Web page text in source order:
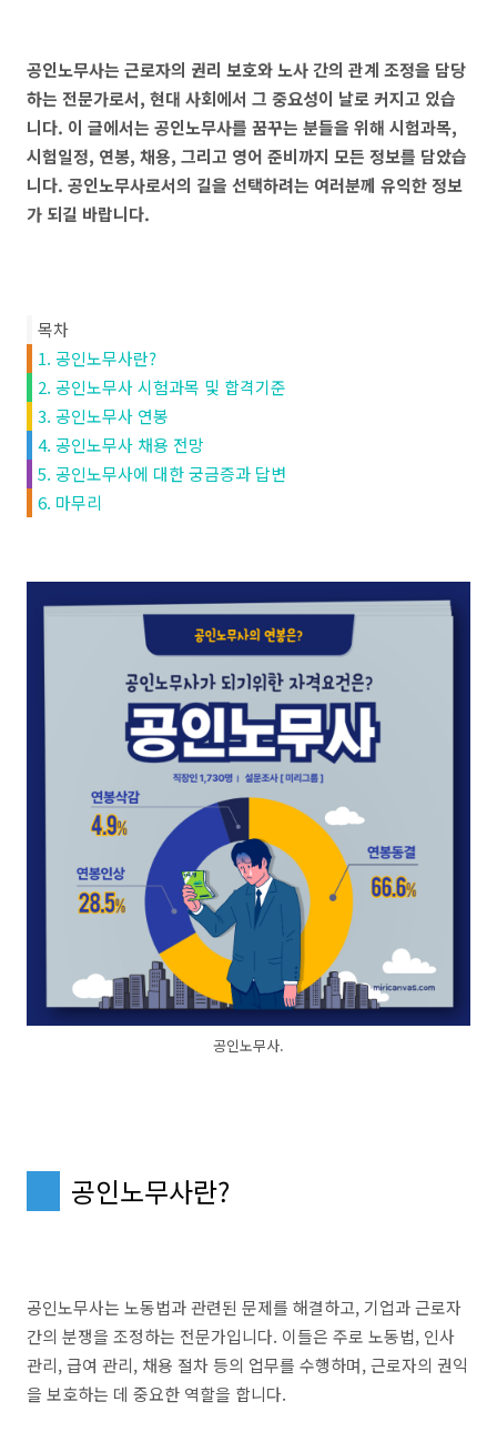
공인노무사는 근로자의 권리 보호와 노사 간의 관계 조정을 담당
하는 전문가로서, 현대 사회에서 그 중요성이 날로 커지고 있습
니다. 이 글에서는 공인노무사를 꿈꾸는 분들을 위해 시험과목,
시험일정, 연봉, 채용, 그리고 영어 준비까지 모든 정보를 담았습
니다. 공인노무사로서의 길을 선택하려는 여러분께 유익한 정보
가 되길 바랍니다.
목차
1. 공인노무사란?
2. 공인노무사 시험과목 및 합격기준
3. 공인노무사 연봉
4. 공인노무사 채용 전망
5. 공인노무사에 대한 궁금증과 답변
6. 마무리
공인노무사.
공인노무사란?
공인노무사는 노동법과 관련된 문제를 해결하고, 기업과 근로자
간의 분쟁을 조정하는 전문가입니다. 이들은 주로 노동법, 인사
관리, 급여 관리, 채용 절차 등의 업무를 수행하며, 근로자의 권익
을 보호하는 데 중요한 역할을 합니다.